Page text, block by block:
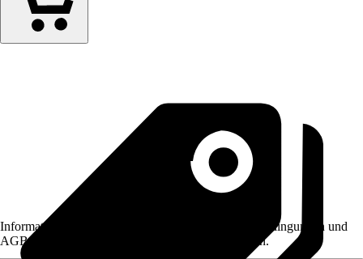
Informationen des Verkäufers, wie z. B. Rückgabebedingungen und
AGB, finden Sie bei Klick auf den Verkäufernamen.